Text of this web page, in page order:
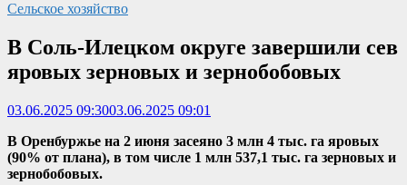
Сельское хозяйство
В Соль-Илецком округе завершили сев
яровых зерновых и зернобобовых
03.06.2025 09:3003.06.2025 09:01
В Оренбуржье на 2 июня засеяно 3 млн 4 тыс. га яровых
(90% от плана), в том числе 1 млн 537,1 тыс. га зерновых и
зернобобовых.